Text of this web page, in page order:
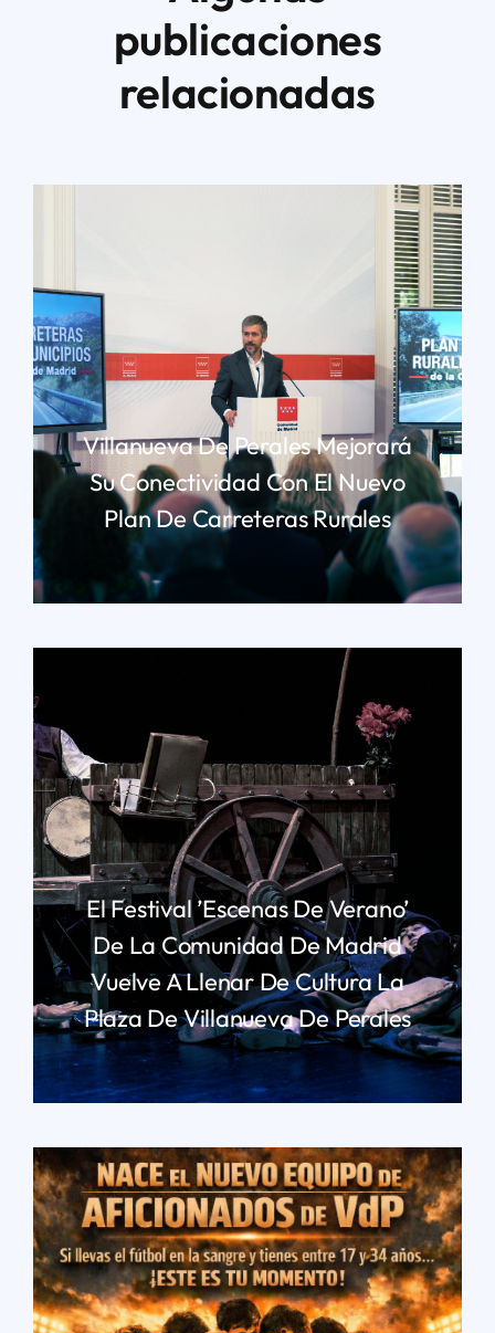
publicaciones
relacionadas
Villanueva De Perales Mejorará
Su Conectividad Con El Nuevo
Plan De Carreteras Rurales
LEER MÁS
El Festival ’Escenas De Verano’
De La Comunidad De Madrid
Vuelve A Llenar De Cultura La
Plaza De Villanueva De Perales
LEER MÁS